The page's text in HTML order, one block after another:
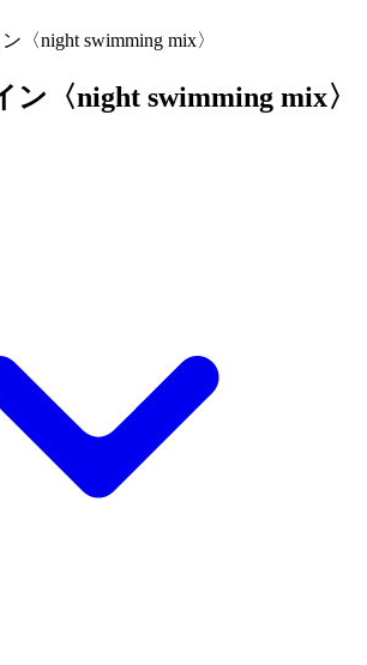
〈night swimming mix〉
ン〈night swimming mix〉